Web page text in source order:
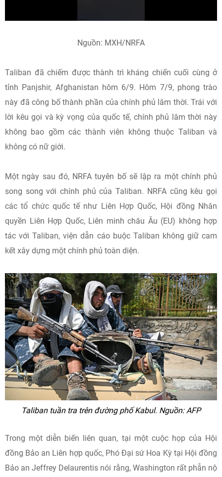
Nguồn: MXH/NRFA
Taliban đã chiếm được thành trì kháng chiến cuối cùng ở
tỉnh Panjshir, Afghanistan hôm 6/9. Hôm 7/9, phong trào
này đã công bố thành phần của chính phủ lâm thời. Trái với
lời kêu gọi và kỳ vọng của quốc tế, chính phủ lâm thời này
không bao gồm các thành viên không thuộc Taliban và
không có nữ giới.
Một ngày sau đó, NRFA tuyên bố sẽ lập ra một chính phủ
song song với chính phủ của Taliban. NRFA cũng kêu gọi
các tổ chức quốc tế như Liên Hợp Quốc, Hội đồng Nhân
quyền Liên Hợp Quốc, Liên minh châu Âu (EU) không hợp
tác với Taliban, viện dẫn cáo buộc Taliban không giữ cam
kết xây dựng một chính phủ toàn diện.
Taliban tuần tra trên đường phố Kabul. Nguồn: AFP
Trong một diễn biến liên quan, tại một cuộc họp của Hội
đồng Bảo an Liên hợp quốc, Phó Đại sứ Hoa Kỳ tại Hội đồng
Bảo an Jeffrey Delaurentis nói rằng, Washington rất phẫn nộ